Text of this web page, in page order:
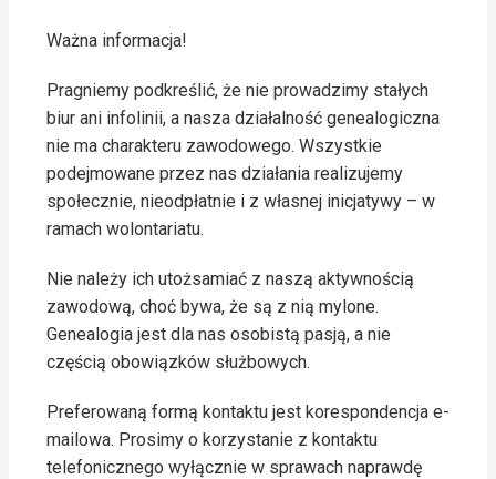
Ważna informacja!
Pragniemy podkreślić, że nie prowadzimy stałych
biur ani infolinii, a nasza działalność genealogiczna
nie ma charakteru zawodowego. Wszystkie
podejmowane przez nas działania realizujemy
społecznie, nieodpłatnie i z własnej inicjatywy – w
ramach wolontariatu.
Nie należy ich utożsamiać z naszą aktywnością
zawodową, choć bywa, że są z nią mylone.
Genealogia jest dla nas osobistą pasją, a nie
częścią obowiązków służbowych.
Preferowaną formą kontaktu jest korespondencja e-
mailowa. Prosimy o korzystanie z kontaktu
telefonicznego wyłącznie w sprawach naprawdę